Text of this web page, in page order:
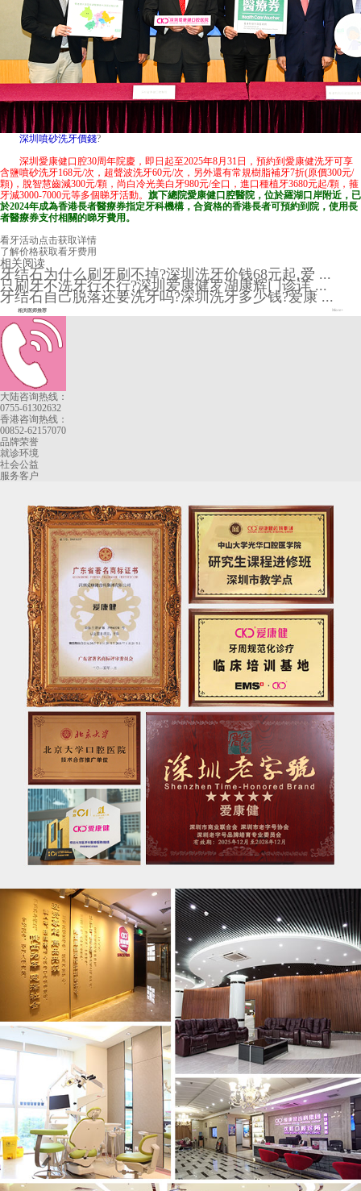
深圳噴砂洗牙價錢?
深圳愛康健口腔30周年院慶，即日起至2025年8月31日，預約到愛康健洗牙可享
含鹽噴砂洗牙168元/次，超聲波洗牙60元/次，另外還有常規樹脂補牙7折(原價300元/
顆)，脫智慧齒減300元/顆，尚白冷光美白牙980元/全口，進口種植牙3680元起/顆，箍
牙減3000-7000元等多個睇牙活動。 旗下總院愛康健口腔醫院 ，位於羅湖口岸附近，已
於2024年成為香港長者醫療券指定牙科機構，合資格的香港長者可預約到院，使用長
者醫療券支付相關的睇牙費用。
看牙活动点击获取详情
了解价格获取看牙费用
相关阅读
牙结石为什么刷牙刷不掉?深圳洗牙价钱68元起,爱 ...
只刷牙不洗牙行不行?深圳爱康健罗湖康辉门诊详 ...
牙结石自己脱落还要洗牙吗?深圳洗牙多少钱?爱康 ...
相关医师推荐 More+
大陆咨询热线：
0755-61302632
香港咨询热线：
00852-62157070
品牌荣誉
就诊环境
社会公益
服务客户